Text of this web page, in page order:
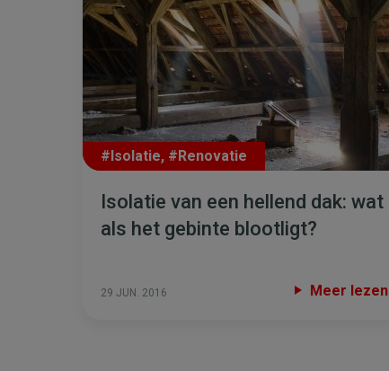
#Isolatie, #Renovatie
Isolatie van een hellend dak: wat
als het gebinte blootligt?
29 JUN. 2016 Meer lezen